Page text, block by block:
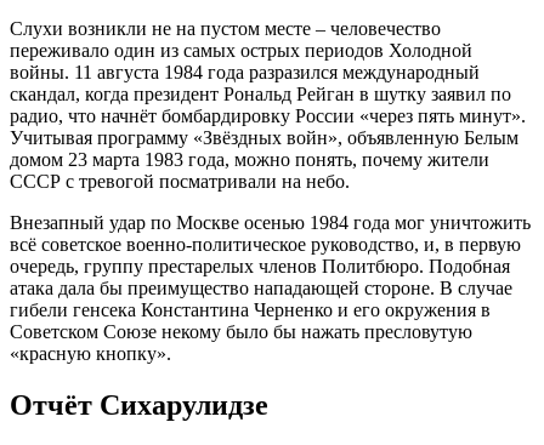
Слухи возникли не на пустом месте – человечество
переживало один из самых острых периодов Холодной
войны. 11 августа 1984 года разразился международный
скандал, когда президент Рональд Рейган в шутку заявил по
радио, что начнёт бомбардировку России «через пять минут».
Учитывая программу «Звёздных войн», объявленную Белым
домом 23 марта 1983 года, можно понять, почему жители
СССР с тревогой посматривали на небо.
Внезапный удар по Москве осенью 1984 года мог уничтожить
всё советское военно-политическое руководство, и, в первую
очередь, группу престарелых членов Политбюро. Подобная
атака дала бы преимущество нападающей стороне. В случае
гибели генсека Константина Черненко и его окружения в
Советском Союзе некому было бы нажать пресловутую
«красную кнопку».
Отчёт Сихарулидзе